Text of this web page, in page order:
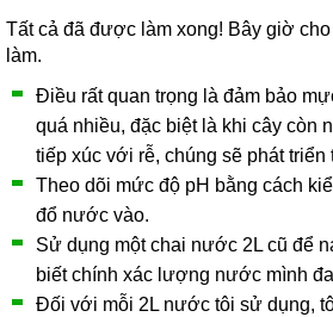
Tất cả đã được làm xong! Bây giờ
làm.
Điều rất quan trọng là đảm bảo
quá nhiều, đặc biệt là khi cây còn
tiếp xúc với rễ, chúng sẽ phát triển
Theo dõi mức độ pH bằng cách
đổ nước vào.
Sử dụng một chai nước 2L cũ để
biết chính xác lượng nước mình
Đối với mỗi 2L nước tôi sử dụng,